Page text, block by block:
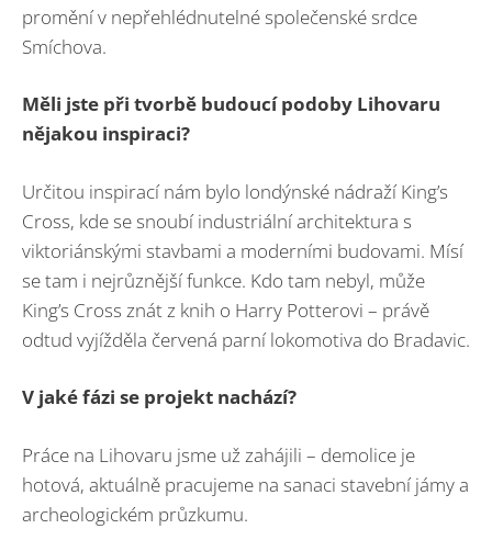
promění v nepřehlédnutelné společenské srdce
Smíchova.
Měli jste při tvorbě budoucí podoby Lihovaru
nějakou inspiraci?
Určitou inspirací nám bylo londýnské nádraží King’s
Cross, kde se snoubí industriální architektura s
viktoriánskými stavbami a moderními budovami. Mísí
se tam i nejrůznější funkce. Kdo tam nebyl, může
King’s Cross znát z knih o Harry Potterovi – právě
odtud vyjížděla červená parní lokomotiva do Bradavic.
V jaké fázi se projekt nachází?
Práce na Lihovaru jsme už zahájili – demolice je
hotová, aktuálně pracujeme na sanaci stavební jámy a
archeologickém průzkumu.